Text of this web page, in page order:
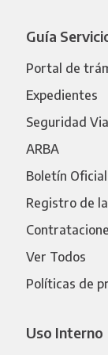
Guía
Portal de
Expedientes
Seguridad
ARBA
Boletín Oficial
Registro de
Ver Todos
Políticas de
Uso Interno